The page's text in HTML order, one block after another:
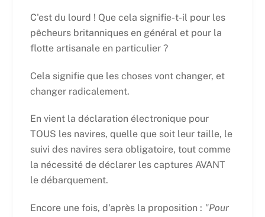
C'est du lourd ! Que cela signifie-t-il pour les
pêcheurs britanniques en général et pour la
flotte artisanale en particulier ?
Cela signifie que les choses vont changer, et
changer radicalement.
En vient la déclaration électronique pour
TOUS les navires, quelle que soit leur taille, le
suivi des navires sera obligatoire, tout comme
la nécessité de déclarer les captures AVANT
le débarquement.
Encore une fois, d'après la proposition : "Pour